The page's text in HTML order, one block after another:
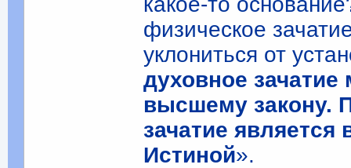
физическое
уклониться от
духовное
высшему закону.
зачатие
Истиной».